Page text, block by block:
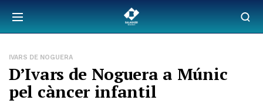
IVARS DE NOGUERA
D’Ivars de Noguera a Múnic
pel càncer infantil